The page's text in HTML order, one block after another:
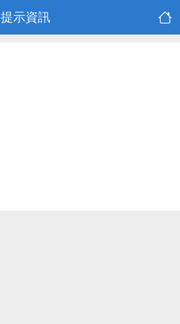
提示資訊